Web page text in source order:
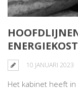
10 JANUARI 2023
Het kabinet heeft